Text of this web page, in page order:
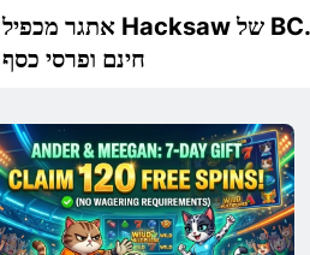
אתגר מכפיל Hacksaw של BC.GAME | זכו ב-100 ספינים
חינם ופרסי כסף